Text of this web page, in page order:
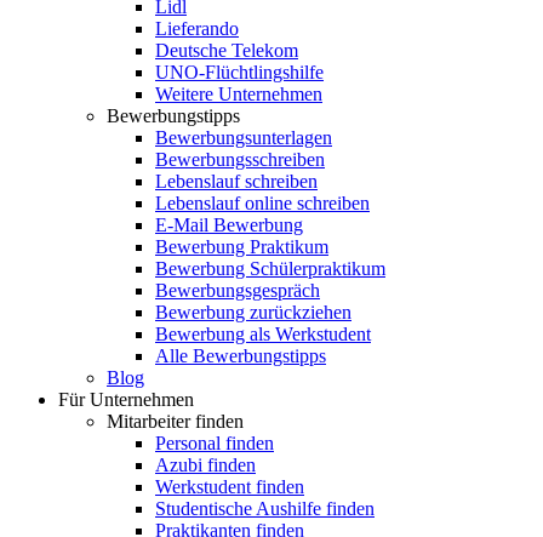
Lidl
Lieferando
Deutsche Telekom
UNO-Flüchtlingshilfe
Weitere Unternehmen
Bewerbungstipps
Bewerbungsunterlagen
Bewerbungsschreiben
Lebenslauf schreiben
Lebenslauf online schreiben
E-Mail Bewerbung
Bewerbung Praktikum
Bewerbung Schülerpraktikum
Bewerbungsgespräch
Bewerbung zurückziehen
Bewerbung als Werkstudent
Alle Bewerbungstipps
Blog
Für Unternehmen
Mitarbeiter finden
Personal finden
Azubi finden
Werkstudent finden
Studentische Aushilfe finden
Praktikanten finden